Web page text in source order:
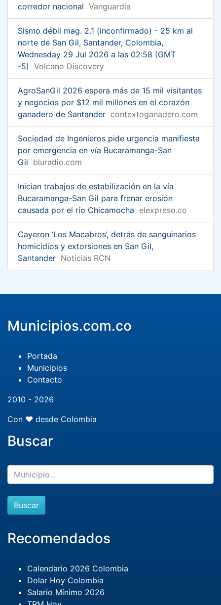
corredor nacional Vanguardia
Sismo débil mag. 2.1 (inconfirmado) - 25 km al
norte de San Gil, Santander, Colombia,
Wednesday 29 Jul 2026 a las 02:58 (GMT
-5) Volcano Discovery
AgroSanGil 2026 espera más de 15 mil visitantes
y negocios por $12 mil millones en el corazón
ganadero de Santander contextoganadero.com
Sociedad de Ingenieros pide urgencia manifiesta
por emergencia en vía Bucaramanga-San
Gil bluradio.com
Inician trabajos de estabilización en la vía
Bucaramanga-San Gil para frenar erosión
causada por el río Chicamocha elexpreso.co
Cayeron ‘Los Macabros’, detrás de sanguinarios
homicidios y extorsiones en San Gil,
Santander Noticias RCN
Municipios.com.co
Portada
Municipios
Contacto
2010 - 2026
Con ❤️ desde Colombia
Buscar
Buscar
Recomendados
Calendario 2026 Colombia
Dolar Hoy Colombia
Salario Mínimo 2026